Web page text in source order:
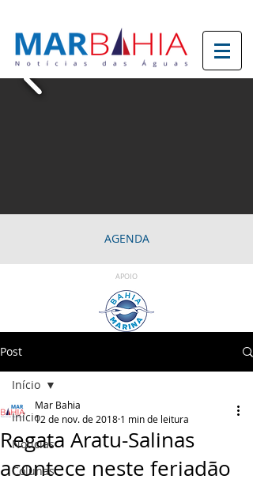
AGENDA
APOIO
Post
Início
Notícias
Colunas
Início
Regata Aratu-Salinas
acontece neste feriadão
Mar Bahia
12 de nov. de 2018 1 min de leitura